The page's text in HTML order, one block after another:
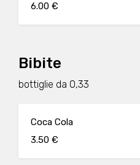
6.00 €
Bibite
bottiglie da 0,33
Coca Cola
3.50 €